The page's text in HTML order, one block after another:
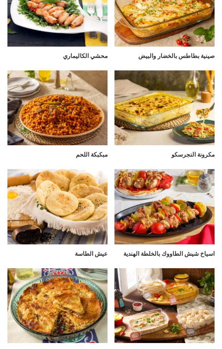
صينية بطاطس بالخضار والبيض محشي الكاليماري
مكرونة النجرسكو مبكبكة اللحم
اسياخ شيش الطاووك بالخلطة الهندية عيش الطاسة